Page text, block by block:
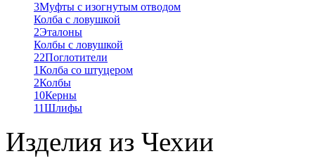
3Муфты с изогнутым отводом
Колба с ловушкой
2Эталоны
Колбы с ловушкой
22Поглотители
1Колба со штуцером
2Колбы
10Керны
11Шлифы
Изделия из Чехии